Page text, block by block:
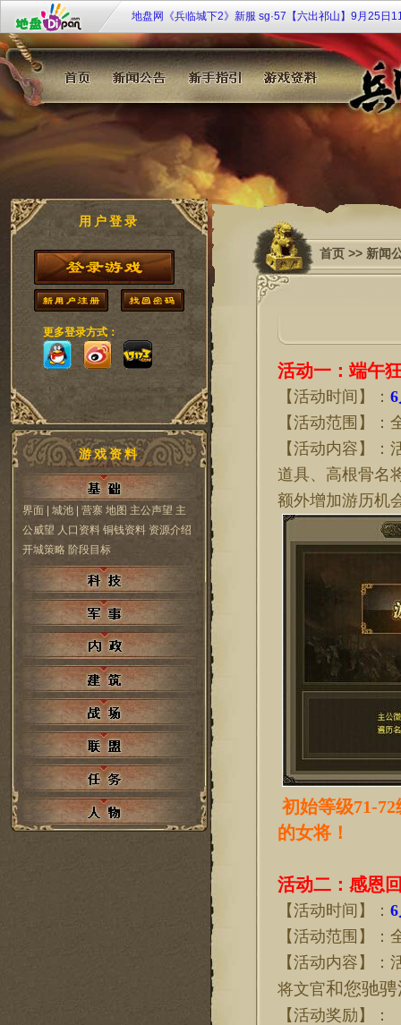
地盘网《兵临城下2》新服 sg·57【六出祁山】9月25日
戈待战
地盘网《宫廷计》最新服双线249区“芈月传奇”2月4日
开启！
《大侠传》特权商店限时开 欢乐扭蛋扭扭乐
《108将》群侠济世 聚义梁山
九凤临朝《凤凰决》双线51服7月20日10时倾世开启！
《唐宫梦》双线35服[凤鸣笙箫] 2月28日11：00华丽开
用户登录
更多登录方式：
游戏资料
界面 | 城池 | 营寨 地图 主公声望 主
公威望 人口资料 铜钱资料 资源介绍
开城策略 阶段目标
首页 >> 新闻
活动一 ： 端午
【活动时间】： 6
【活动范围】：
【活动内容】
道具、高根骨名
额外增加游历机
初始等级71-
的女将！
活动二 ：感恩
【活动时间】： 6
【活动范围】：
【活动内容】
将文官和您驰
【活动奖励】：